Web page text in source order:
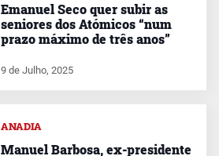
Emanuel Seco quer subir as
seniores dos Atómicos “num
prazo máximo de três anos”
9 de Julho, 2025
ANADIA
Manuel Barbosa, ex-presidente